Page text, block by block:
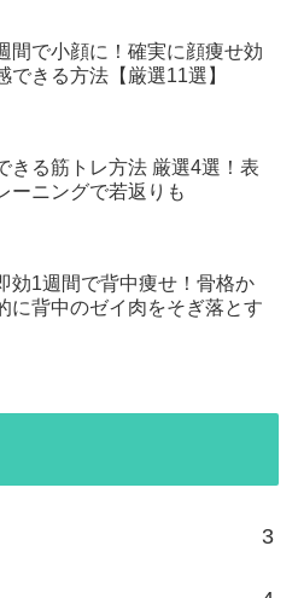
間で小顔に！確実に顔痩せ効
できる方法【厳選11選】
きる筋トレ方法 厳選4選！表
ーニングで若返りも
効1週間で背中痩せ！骨格か
に背中のゼイ肉をそぎ落とす
3